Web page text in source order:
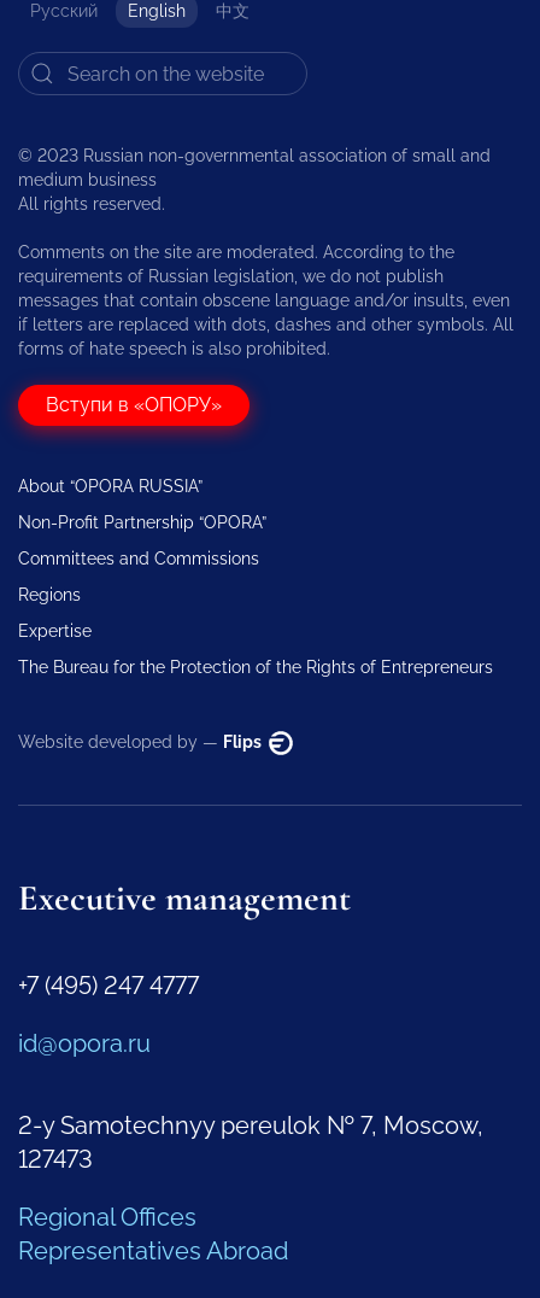
Русский English 中文
© 2023 Russian non-governmental association of small and
medium business
All rights reserved.
Comments on the site are moderated. According to the
requirements of Russian legislation, we do not publish
messages that contain obscene language and/or insults, even
if letters are replaced with dots, dashes and other symbols. All
forms of hate speech is also prohibited.
Вступи в «ОПОРУ»
About “OPORA RUSSIA”
Non-Profit Partnership “OPORA”
Committees and Commissions
Regions
Expertise
The Bureau for the Protection of the Rights of Entrepreneurs
Website developed by — Flips
Executive management
+7 (495) 247 4777
id@opora.ru
2-y Samotechnyy pereulok № 7, Moscow,
127473
Regional Offices
Representatives Abroad